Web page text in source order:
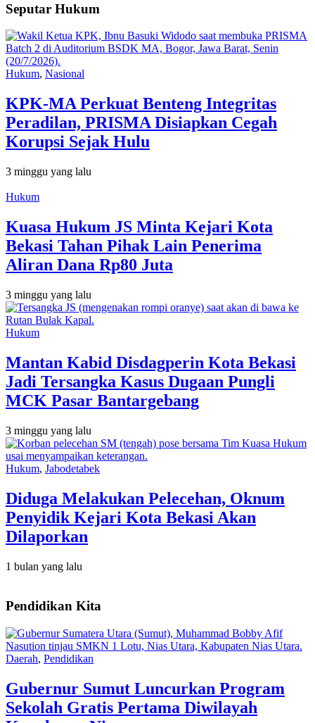
Seputar Hukum
Hukum, Nasional
KPK-MA Perkuat Benteng Integritas
Peradilan, PRISMA Disiapkan Cegah
Korupsi Sejak Hulu
3 minggu yang lalu
Hukum
Kuasa Hukum JS Minta Kejari Kota
Bekasi Tahan Pihak Lain Penerima
Aliran Dana Rp80 Juta
3 minggu yang lalu
Hukum
Mantan Kabid Disdagperin Kota Bekasi
Jadi Tersangka Kasus Dugaan Pungli
MCK Pasar Bantargebang
3 minggu yang lalu
Hukum, Jabodetabek
Diduga Melakukan Pelecehan, Oknum
Penyidik Kejari Kota Bekasi Akan
Dilaporkan
1 bulan yang lalu
Pendidikan Kita
Daerah, Pendidikan
Gubernur Sumut Luncurkan Program
Sekolah Gratis Pertama Diwilayah